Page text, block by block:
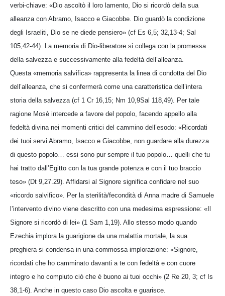
verbi-chiave: «Dio ascoltò il loro lamento, Dio si ricordò della sua
alleanza con Abramo, Isacco e Giacobbe. Dio guardò la condizione
degli Israeliti, Dio se ne diede pensiero» (cf Es 6,5; 32,13-4; Sal
105,42-44). La memoria di Dio-liberatore si collega con la promessa
della salvezza e successivamente alla fedeltà dell’alleanza.
Questa «memoria salvifica» rappresenta la linea di condotta del Dio
dell’alleanza, che si confermerà come una caratteristica dell’intera
storia della salvezza (cf 1 Cr 16,15; Nm 10,9Sal 118,49). Per tale
ragione Mosè intercede a favore del popolo, facendo appello alla
fedeltà divina nei momenti critici del cammino dell’esodo: «Ricordati
dei tuoi servi Abramo, Isacco e Giacobbe, non guardare alla durezza
di questo popolo… essi sono pur sempre il tuo popolo… quelli che tu
hai tratto dall’Egitto con la tua grande potenza e con il tuo braccio
teso» (Dt 9,27.29). Affidarsi al Signore significa confidare nel suo
«ricordo salvifico». Per la sterilità/fecondità di Anna madre di Samuele
l’intervento divino viene descritto con una medesima espressione: «Il
Signore si ricordò di lei» (1 Sam 1,19). Allo stesso modo quando
Ezechia implora la guarigione da una malattia mortale, la sua
preghiera si condensa in una commossa implorazione: «Signore,
ricordati che ho camminato davanti a te con fedeltà e con cuore
integro e ho compiuto ciò che è buono ai tuoi occhi» (2 Re 20, 3; cf Is
38,1-6). Anche in questo caso Dio ascolta e guarisce.